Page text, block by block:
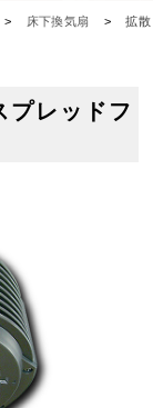
> 床下換気扇 >
拡散
プレッドフ